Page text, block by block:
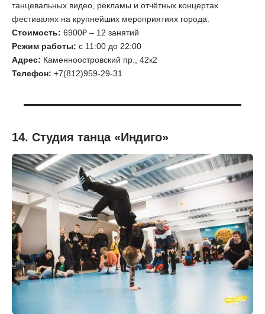
танцевальных видео, рекламы и отчётных концертах
фестивалях на крупнейших мероприятиях города.
Стоимость: 6900₽ – 12 занятий
Режим работы: с 11:00 до 22:00
Адрес: Каменноостровский пр., 42к2
Телефон: +7(812)959-29-31
14. Студия танца «Индиго»